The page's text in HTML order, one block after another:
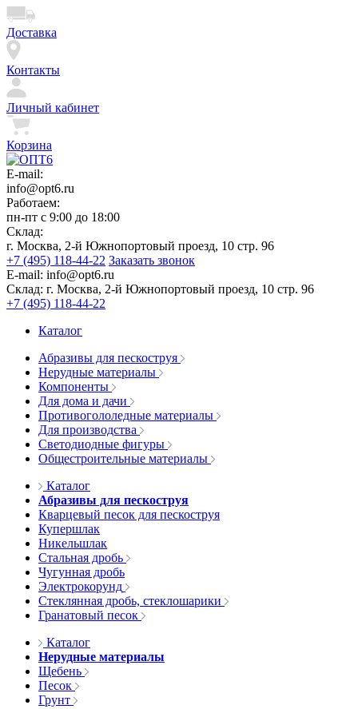
Доставка
Контакты
Личный кабинет
Корзина
E-mail:
info@opt6.ru
Работаем:
пн-пт с 9:00 до 18:00
Склад:
г. Москва, 2-й Южнопортовый проезд, 10 стр. 96
+7 (495) 118-44-22 Заказать звонок
E-mail: info@opt6.ru
Склад: г. Москва, 2-й Южнопортовый проезд, 10 стр. 96
+7 (495) 118-44-22
Каталог
Абразивы для пескоструя
Нерудные материалы
Компоненты
Для дома и дачи
Противогололедные материалы
Для производства
Светодиодные фигуры
Общестроительные материалы
Каталог
Абразивы для пескоструя
Кварцевый песок для пескоструя
Купершлак
Никельшлак
Стальная дробь
Чугунная дробь
Электрокорунд
Стеклянная дробь, стеклошарики
Гранатовый песок
Каталог
Нерудные материалы
Щебень
Песок
Грунт